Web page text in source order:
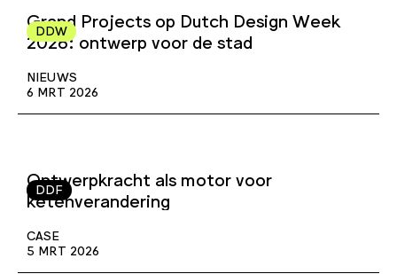
DDW
Grand Projects op Dutch Design Week
2026: ontwerp voor de stad
NIEUWS
6 MRT 2026
DDF
Ontwerpkracht als motor voor
ketenverandering
CASE
5 MRT 2026